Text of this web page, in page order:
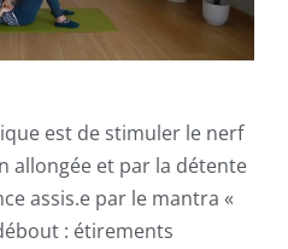
est de stimuler le nerf
allongée et par la détente
assis.e par le mantra «
: étirements